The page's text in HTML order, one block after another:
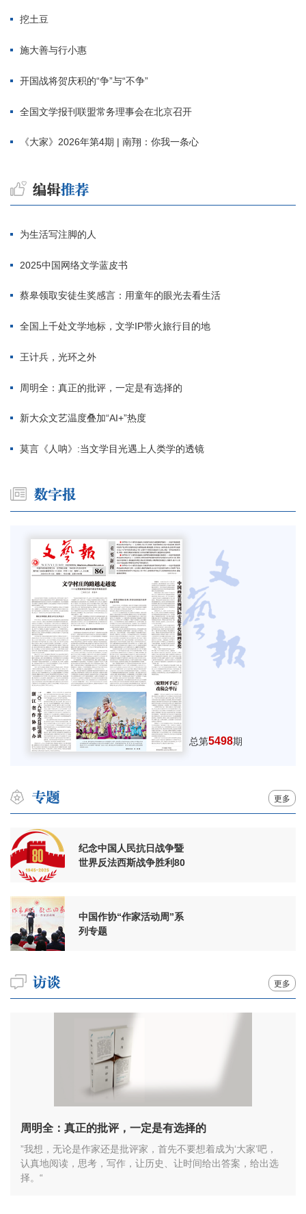
挖土豆
施大善与行小惠
开国战将贺庆积的“争”与“不争”
全国文学报刊联盟常务理事会在北京召开
《大家》2026年第4期 | 南翔：你我一条心
为生活写注脚的人
2025中国网络文学蓝皮书
蔡皋领取安徒生奖感言：用童年的眼光去看生活
全国上千处文学地标，文学IP带火旅行目的地
王计兵，光环之外
周明全：真正的批评，一定是有选择的
新大众文艺温度叠加“AI+”热度
莫言《人呐》:当文学目光遇上人类学的透镜
总第5498期
更多
纪念中国人民抗日战争暨
世界反法西斯战争胜利80
中国作协“作家活动周”系
列专题
更多
周明全：真正的批评，一定是有选择的
”我想，无论是作家还是批评家，首先不要想着成为‘大家’吧，
认真地阅读，思考，写作，让历史、让时间给出答案，给出选
择。“